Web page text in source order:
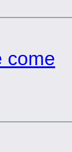
come